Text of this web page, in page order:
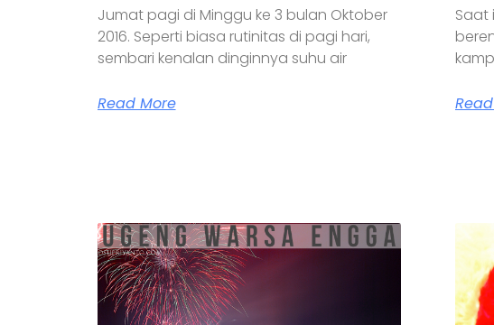
Jumat pagi di Minggu ke 3 bulan Oktober
2016. Seperti biasa rutinitas di pagi hari,
sembari kenalan dinginnya suhu air
Read More
Saat